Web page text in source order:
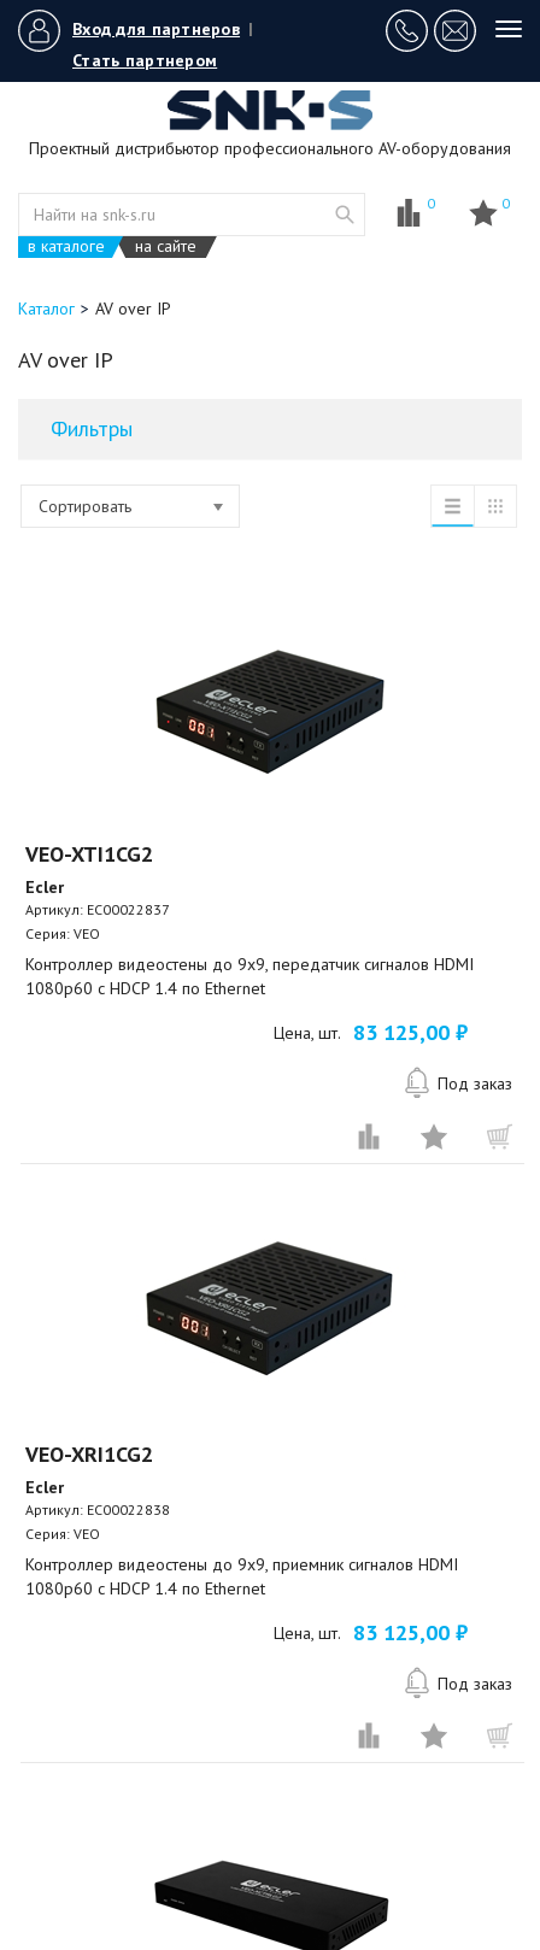
Вход для партнеров |
Стать партнером
Проектный дистрибьютор профессионального AV-оборудования
в каталоге на сайте
0 0
Каталог AV over IP
AV over IP
Фильтры
Сортировать
VEO-XTI1CG2
Ecler
Артикул: EC00022837
Серия: VEO
Контроллер видеостены до 9х9, передатчик сигналов HDMI
1080p60 с HDCP 1.4 по Ethernet
Цена, шт. 83 125,00 ₽
Под заказ
VEO-XRI1CG2
Ecler
Артикул: EC00022838
Серия: VEO
Контроллер видеостены до 9х9, приемник сигналов HDMI
1080p60 с HDCP 1.4 по Ethernet
Цена, шт. 83 125,00 ₽
Под заказ